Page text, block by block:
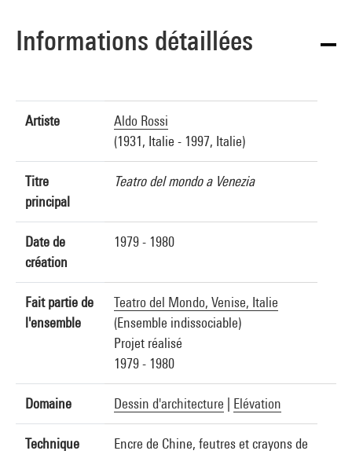
Informations détaillées
Artiste
Aldo Rossi
(1931, Italie - 1997, Italie)
Titre
principal
Teatro del mondo a Venezia
Date de
création
1979 - 1980
Fait partie de
l'ensemble
Teatro del Mondo, Venise, Italie
(Ensemble indissociable)
Projet réalisé
1979 - 1980
Domaine Dessin d'architecture Elévation
Technique
Encre de Chine, feutres et crayons de